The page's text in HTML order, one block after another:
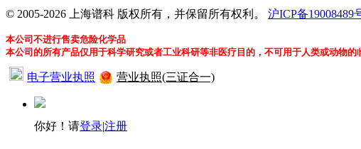
© 2005-2026 上海谱科 版权所有，并保留所有权利。 沪ICP备19008489
本公司不进行售卖危险化学品
本公司的所有产品仅用于科学研究或者工业科研等非医疗目的，不可用于人类或动物的
电子营业执照 营业执照(三证合一)
你好！请登录|注册